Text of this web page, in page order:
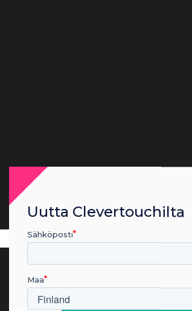
Uutta Clevertouchilta
Sähköposti
Maa